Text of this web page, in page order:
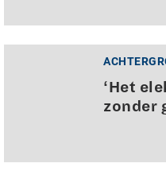
‘Het
zonder